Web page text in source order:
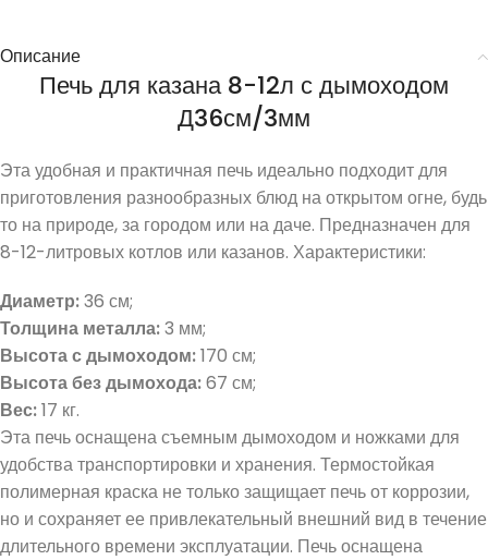
Описание
Печь для казана 8-12л с дымоходом
Д36см/3мм
Эта удобная и практичная печь идеально подходит для
приготовления разнообразных блюд на открытом огне, будь
то на природе, за городом или на даче. Предназначен для
8-12-литровых котлов или казанов. Характеристики:
Диаметр:36 см;
Толщина металла:3 мм;
Высота с дымоходом:170 см;
Высота без дымохода:67 см;
Вес:17 кг.
Эта печь оснащена съемным дымоходом и ножками для
удобства транспортировки и хранения. Термостойкая
полимерная краска не только защищает печь от коррозии,
но и сохраняет ее привлекательный внешний вид в течение
длительного времени эксплуатации. Печь оснащена